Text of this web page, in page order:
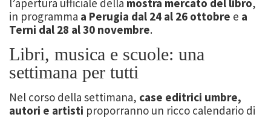
in programma a Perugia dal 24 al 26 ottobre e a
Terni dal 28 al 30 novembre.
Libri, musica e scuole: una
settimana per tutti
Nel corso della settimana, case editrici umbre,
autori e artisti proporranno un ricco calendario di